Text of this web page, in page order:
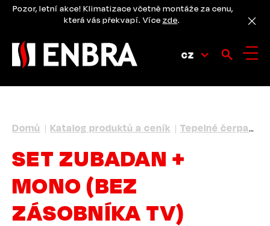
PřejítPozor, letní akce! Klimatizace včetně montáže za cenu,
která vás překvapí. Více zde.
CZ
DROBEČKOVÁ
NAVIGACE
Domů Katalog produktů a ceník Tepelné čerpadlá
SET ZUBADAN +
MONO (BEZ
ZÁSOBNÍKA TV)